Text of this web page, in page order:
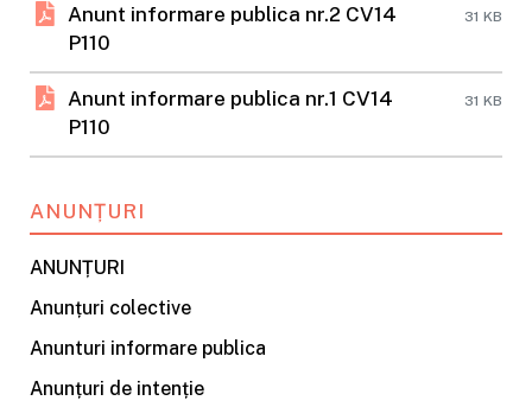
Anunt informare publica nr.2 CV14
P110
31 KB
Anunt informare publica nr.1 CV14
P110
31 KB
ANUNȚURI
ANUNȚURI
Anunțuri colective
Anunturi informare publica
Anunțuri de intenție